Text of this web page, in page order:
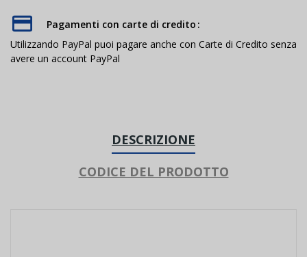
Pagamenti con carte di credito
Utilizzando PayPal puoi pagare anche con Carte di Credito senza
avere un account PayPal
DESCRIZIONE
CODICE DEL PRODOTTO